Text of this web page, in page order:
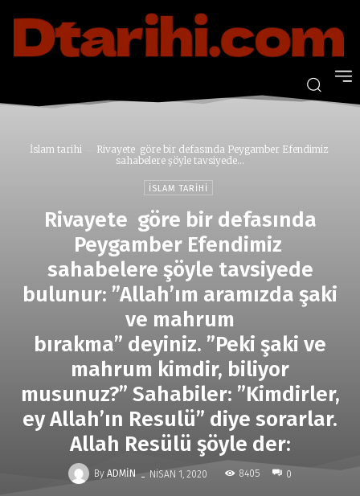
İslam tarihi
Rivayete göre bir defasında Peygamber Efendimiz
sahabelere şöyle tavsiyede...
İSLAM TARIHI
Rivayete göre bir defasında
Peygamber Efendimiz
sahabelere şöyle tavsiyede
bulunur: ”Allah’ım aramızda şaki
ve mahrum
bırakma” deyiniz. ”Peki şaki ve
mahrum kimdir, biliyor
musunuz?” Sahabiler: ”Kimdirler,
ey Allah’ın Resulü” diye sorarlar.
Allah Resülü şöyle der:
By ADMIN - NISAN 1, 2020 8405 0